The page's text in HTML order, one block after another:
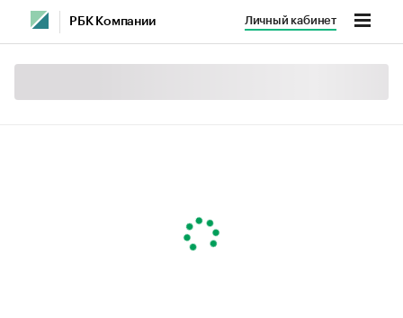
РБК Компании Личный кабинет